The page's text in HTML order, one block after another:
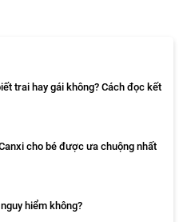
trai hay gái không? Cách đọc kết
cho bé được ưa chuộng nhất
hiểm không?